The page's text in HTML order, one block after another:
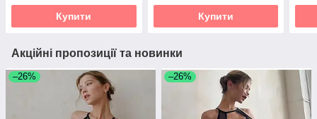
Купити Купити
Акційні пропозиції та новинки
–26% –26%